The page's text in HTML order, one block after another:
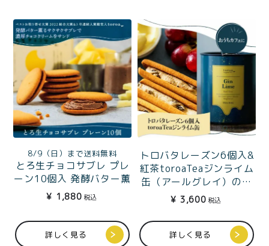
8/9（日）まで送料無料
とろ生チョコサブレ プレ
ーン10個入 発酵バター薫
るサブレで濃厚チョコク
リームをサンド
¥ 1,880 税込
詳しく見る
トロバタレーズン6個入&
紅茶toroaTeaジンライム
缶（アールグレイ）のお
うちカフェセット
¥ 3,600 税込
詳しく見る